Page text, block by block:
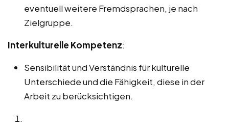
eventuell weitere Fremdsprachen, je nach
Zielgruppe.
Interkulturelle Kompetenz:
Sensibilität und Verständnis für kulturelle
Unterschiede und die Fähigkeit, diese in der
Arbeit zu berücksichtigen.